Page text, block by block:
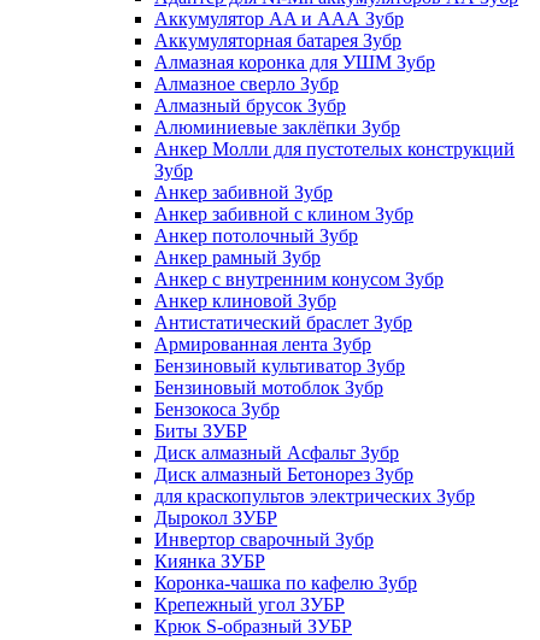
Аккумулятор AA и ААА Зубр
Аккумуляторная батарея Зубр
Алмазная коронка для УШМ Зубр
Алмазное сверло Зубр
Алмазный брусок Зубр
Алюминиевые заклёпки Зубр
Анкер Молли для пустотелых конструкций
Зубр
Анкер забивной Зубр
Анкер забивной с клином Зубр
Анкер потолочный Зубр
Анкер рамный Зубр
Анкер с внутренним конусом Зубр
Анкер клиновой Зубр
Антистатический браслет Зубр
Армированная лента Зубр
Бензиновый культиватор Зубр
Бензиновый мотоблок Зубр
Бензокоса Зубр
Биты ЗУБР
Диск алмазный Асфальт Зубр
Диск алмазный Бетонорез Зубр
для краскопультов электрических Зубр
Дырокол ЗУБР
Инвертор сварочный Зубр
Киянка ЗУБР
Коронка-чашка по кафелю Зубр
Крепежный угол ЗУБР
Крюк S-образный ЗУБР